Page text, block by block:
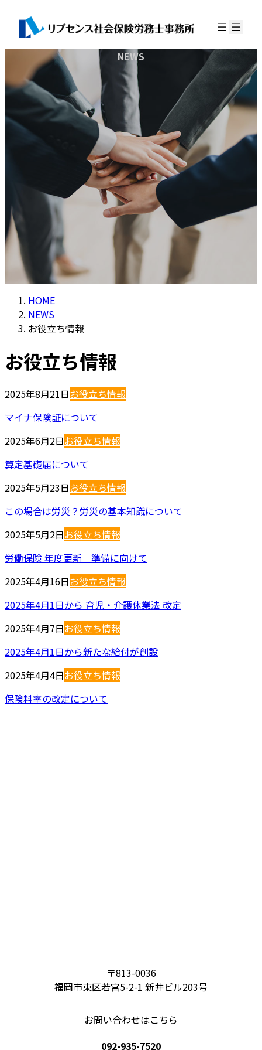
ン
へ
ス
ッ
ー
ョ
ン
移
NEWS
HOME
NEWS
お役立ち情報
お役立ち情報
2025年8月21日お役立ち情報
マイナ保険証について
2025年6月2日お役立ち情報
算定基礎届について
2025年5月23日お役立ち情報
この場合は労災？労災の基本知識について
2025年5月2日お役立ち情報
労働保険 年度更新 準備に向けて
2025年4月16日お役立ち情報
2025年4月1日から 育児・介護休業法 改定
2025年4月7日お役立ち情報
2025年4月1日から新たな給付が創設
2025年4月4日お役立ち情報
保険料率の改定について
〒813-0036
福岡市東区若宮5-2-1 新井ビル203号
お問い合わせはこちら
092-935-7520